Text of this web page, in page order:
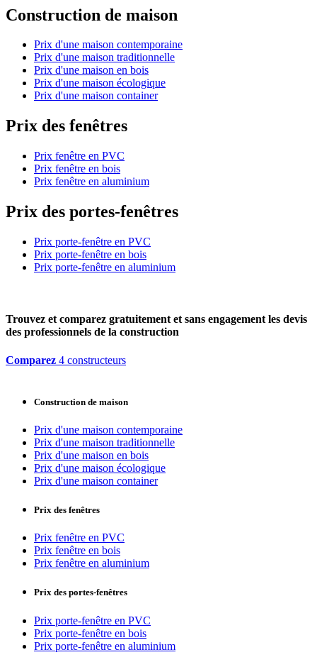
Construction de maison
Prix d'une maison contemporaine
Prix d'une maison traditionnelle
Prix d'une maison en bois
Prix d'une maison écologique
Prix d'une maison container
Prix des fenêtres
Prix fenêtre en PVC
Prix fenêtre en bois
Prix fenêtre en aluminium
Prix des portes-fenêtres
Prix porte-fenêtre en PVC
Prix porte-fenêtre en bois
Prix porte-fenêtre en aluminium
Trouvez et comparez gratuitement et sans engagement les devis
des professionnels de la construction
Comparez 4 constructeurs
Construction de maison
Prix d'une maison contemporaine
Prix d'une maison traditionnelle
Prix d'une maison en bois
Prix d'une maison écologique
Prix d'une maison container
Prix des fenêtres
Prix fenêtre en PVC
Prix fenêtre en bois
Prix fenêtre en aluminium
Prix des portes-fenêtres
Prix porte-fenêtre en PVC
Prix porte-fenêtre en bois
Prix porte-fenêtre en aluminium